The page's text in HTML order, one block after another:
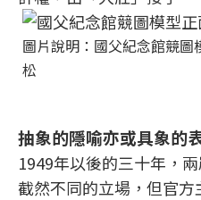
圖片說明：國父紀念館競
松
抽象的隱喻亦或具象的
1949年以後的三十年，
截然不同的立場，但官